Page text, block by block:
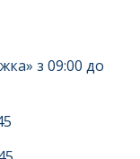
з 09:00 до